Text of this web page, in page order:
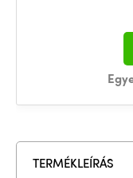
TERMÉKLEÍRÁS